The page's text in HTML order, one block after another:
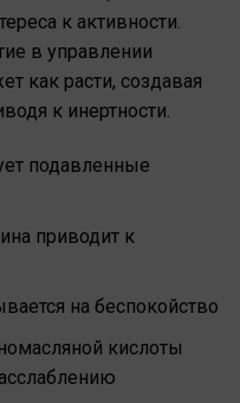
к активности.
в управлении
как расти, создавая
к инертности.
подавленные
приводит к
на беспокойство
кислоты